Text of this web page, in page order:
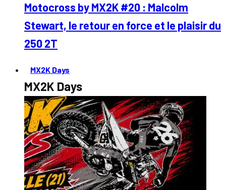
Motocross by MX2K #20 : Malcolm
Stewart, le retour en force et le plaisir du
250 2T
MX2K Days
MX2K Days